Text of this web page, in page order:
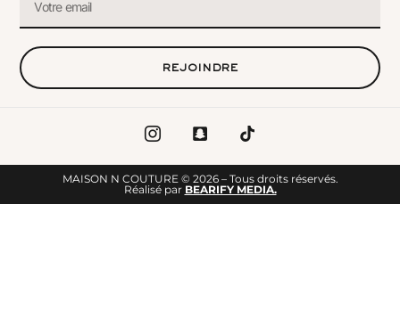
rejoindre
MAISON N COUTURE © 2026 – Tous droits réservés.
Réalisé par BEARIFY MEDIA.